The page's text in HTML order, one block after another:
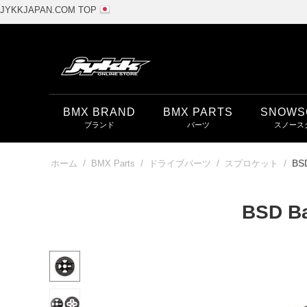
JYKKJAPAN.COM TOP
BMX BRAND BMX PARTS
ホーム / BMX Parts / ドライブパーツ / スプロケット /
BSD